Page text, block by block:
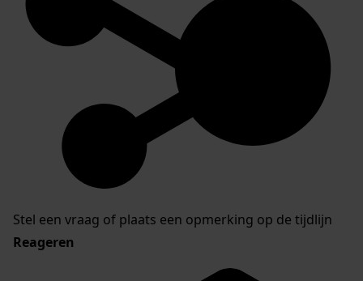
Stel een vraag of plaats een opmerking op de tijdlijn
Reageren